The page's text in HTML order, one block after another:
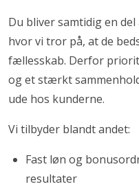
Du bliver samtidig en
hvor vi tror på, at de
fællesskab. Derfor
og et stærkt
ude hos kunderne.
Vi tilbyder blandt andet:
Fast løn og
resultater